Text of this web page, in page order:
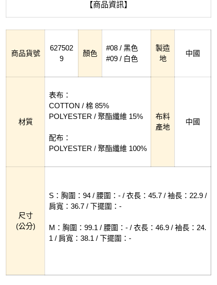
【商品資訊】
商品貨號
627502
9
顏色
#08 / 黑色
#09 / 白色
製造
地
中國
材質
表布：
COTTON / 棉 85%
POLYESTER / 聚酯纖維 15%
配布：
POLYESTER / 聚酯纖維 100%
布料
產地
中國
尺寸
(公分)
S：胸圍：94 / 腰圍：- / 衣長：45.7 / 袖長：22.9 /
肩寬：36.7 / 下擺圍：-
M：胸圍：99.1 / 腰圍：- / 衣長：46.9 / 袖長：24.
1 / 肩寬：38.1 / 下擺圍：-